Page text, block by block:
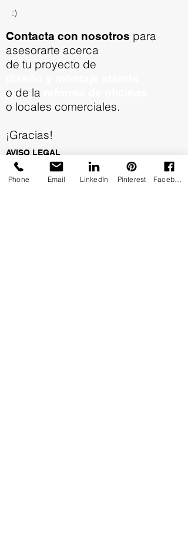
:)
Contacta con nosotros para
asesorarte acerca
de tu proyecto de
o de la
o locales comerciales.
¡Gracias!
AVISO LEGAL
POLÍTICA DE PRIVACIDAD
Phone Email LinkedIn Pinterest